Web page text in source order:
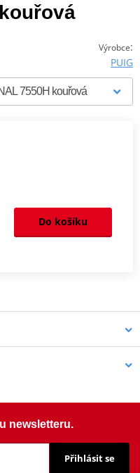
Výrobce:
PUIG
Do košíku
newsletteru.
Přihlásit se